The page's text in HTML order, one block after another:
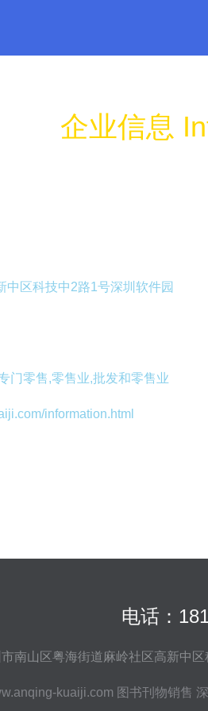
企业信息
区科技中2路1号深圳软件园
门零售,零售业,批发和零售业
information.html
电话：
南山区粤海街道麻岭社区高新中
kuaiji.com 图书刊物销售